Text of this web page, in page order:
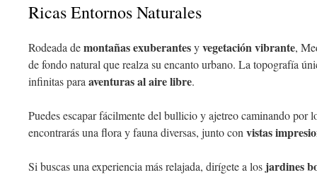
Ricas Entornos Naturales
Rodeada demontañas exuberantesyvegetación vibrante,
de fondo natural que realza su encanto urbano. La topografía
infinitas para aventuras al aire libre.
Puedes escapar fácilmente del bullicio y ajetreo caminando por
encontrarás una flora y fauna diversas, junto con vistas
Si buscas una experiencia más relajada, dirígete a los jardines